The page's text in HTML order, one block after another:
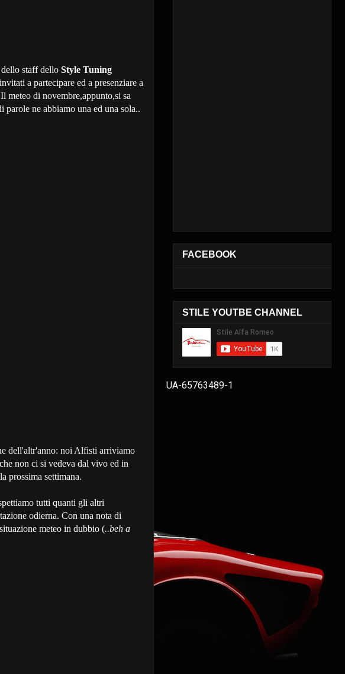
dello staff dello Style Tuning
a partecipare ed a presenziare a
meteo di novembre,appunto,si sa
parole ne abbiamo una ed una sola..
dell'altr'anno: noi Alfisti arriviamo
non ci si vedeva dal vivo ed in
prossima settimana.
tutti quanti gli altri
odierna. Con una nota di
meteo in dubbio (..beh a
FACEBOOK
STILE YOUTBE CHANNEL
UA-65763489-1